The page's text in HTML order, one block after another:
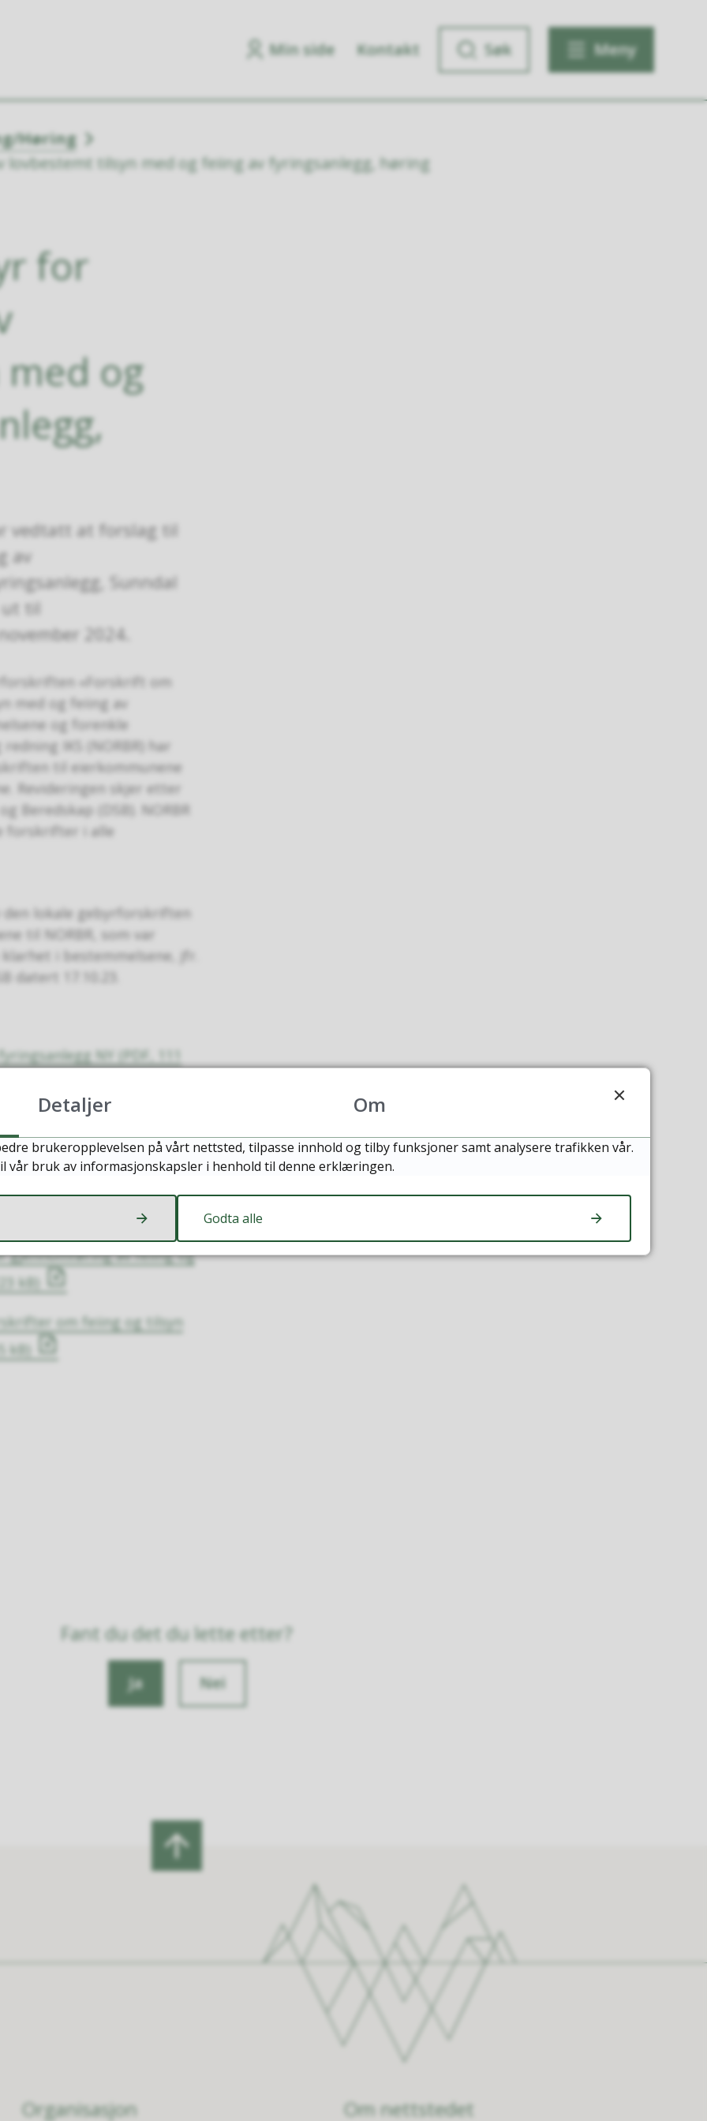
Min side Kontakt Søk Meny
Høring
tilsyn med og feiing av fyringsanlegg, høring
for
og
vedtatt at forslag til
av
Sunndal
ut til
2024.
«Forskrift om
med og feiing av
og forenkle
IKS (NORBR) har
til eierkommunene
Revideringen skjer etter
Beredskap (DSB). NORBR
forskrifter i alle
lokale gebyrforskriften
til NORBR, som var
i bestemmelsene, jfr.
datert 17.10.23.
NY (PDF, 111
behandling i kommunen
gjennomføring av feiing og
kB)
om feiing og tilsyn
kB)
Fant du det du lette etter?
Ja Nei
Organisasjon Om nettstedet
Detaljer Om
brukeropplevelsen på vårt nettsted, tilpasse innhold og tilby funksjoner samt analysere trafikken vår.
vår bruk av informasjonskapsler i henhold til denne erklæringen.
Godta alle